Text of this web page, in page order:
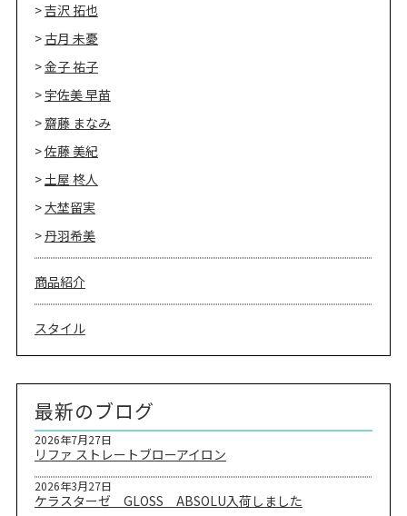
吉沢 拓也
古月 未憂
金子 祐子
宇佐美 早苗
齋藤 まなみ
佐藤 美紀
土屋 柊人
大埜留実
丹羽希美
商品紹介
スタイル
最新のブログ
リファ ストレートブローアイロン
2026年7月27日
ケラスターゼ GLOSS ABSOLU入荷しました
2026年3月27日